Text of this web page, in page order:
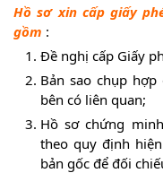
Hồ sơ xin cấp giấy
gồm :
Đề nghị cấp Giấy
Bản sao chụp
bên có liên quan;
Hồ sơ chứng
theo quy định
bản gốc để đối